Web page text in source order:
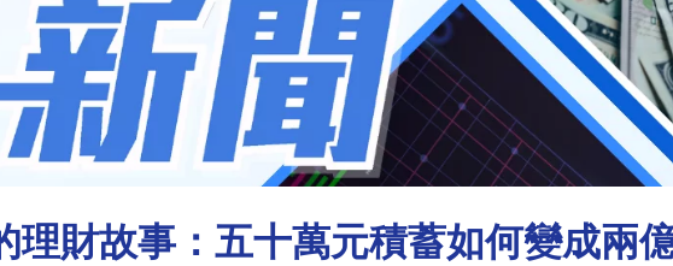
理財故事：五十萬元積蓄如何變成兩